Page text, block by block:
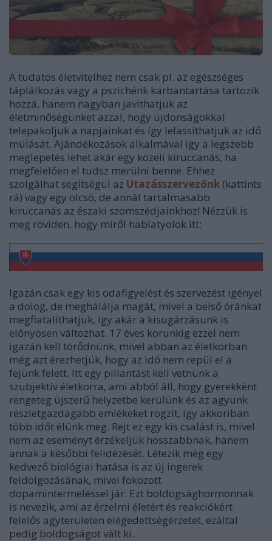
A tudatos életvitelhez nem csak pl. az egészséges
táplálkozás vagy a pszichénk karbantartása tartozik
hozzá, hanem nagyban javíthatjuk az
életminőségünket azzal, hogy újdonságokkal
telepakoljuk a napjainkat és így lelassíthatjuk az idő
múlását. Ajándékozások alkalmával így a legszebb
meglepetés lehet akár egy közeli kiruccanás, ha
megfelelően el tudsz merülni benne. Ehhez
szolgálhat segítségül az Utazásszervezőnk (kattints
rá) vagy egy olcsó, de annál tartalmasabb
kiruccanás az északi szomszédjainkhoz! Nézzük is
meg röviden, hogy miről hablatyolok itt:
Igazán csak egy kis odafigyelést és szervezést igényel
a dolog, de meghálálja magát, mivel a belső óránkat
megfiatalíthatjuk, így akár a kisugárzásunk is
előnyösen változhat. 17 éves korunkig ezzel nem
igazán kell törődnünk, mivel abban az életkorban
még azt érezhetjük, hogy az idő nem repül el a
fejünk felett. Itt egy pillantást kell vetnünk a
szubjektív életkorra, ami abból áll, hogy gyerekként
rengeteg újszerű helyzetbe kerülünk és az agyunk
részletgazdagabb emlékeket rögzít, így akkoriban
több időt élünk meg. Rejt ez egy kis csalást is, mivel
nem az eseményt érzékeljük hosszabbnak, hanem
annak a későbbi felidézését. Létezik még egy
kedvező biológiai hatása is az új ingerek
feldolgozásának, mivel fokozott
dopamintermeléssel jár. Ezt boldogsághormonnak
is nevezik, ami az érzelmi életért és reakciókért
felelős agyterületen elégedettségérzetet, ezáltal
pedig boldogságot vált ki.